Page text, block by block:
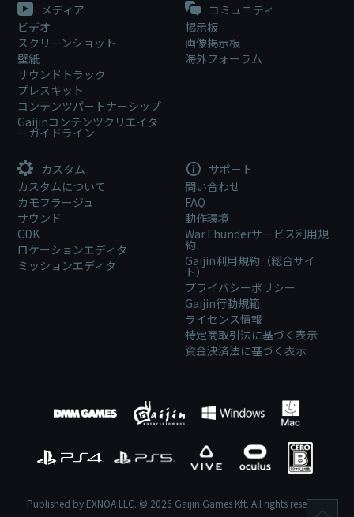
メディア
ビデオ
スクリーンショット
壁紙
サウンドトラック
プレスキット
コンテンツパートナーシップ
Gaijinコンテンツクリエイタ
ーガイドライン
コミュニティ
掲示板
画像掲示板
海外フォーラム
カスタム
カスタムについて
カモフラージュ
サウンド
CDK
ロケーションエディタ
ミッションエディタ
サポート
問い合わせ
FAQ
動作環境
WarThunderサービス利用規
約
Gaijin利用規約（総合サイ
ト）
プライバシーポリシー
Gaijin行動規範
ライセンス情報
特定商取引法に基づく表示
資金決済法に基づく表示
Published by EXNOA LLC. © 2026 Gaijin Games Kft. All rights reserved.